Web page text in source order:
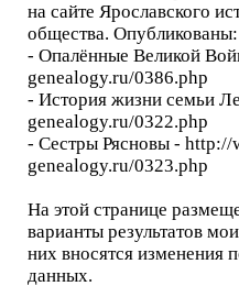
на сайте Ярославского
общества. Опубликованы:
- Опалённые Великой
genealogy.ru/0386.php
- История жизни семьи
genealogy.ru/0322.php
- Сестры Рясновы - http://
genealogy.ru/0323.php
На этой странице
варианты результатов
них вносятся изменения
данных.